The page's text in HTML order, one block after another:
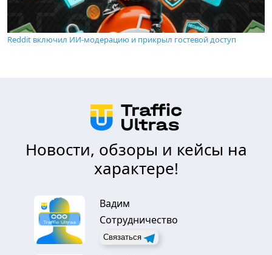
Reddit включил ИИ-модерацию и прикрыл гостевой доступ
Новости, обзоры и кейсы на
характере!
Вадим
Сотрудничество
Связаться